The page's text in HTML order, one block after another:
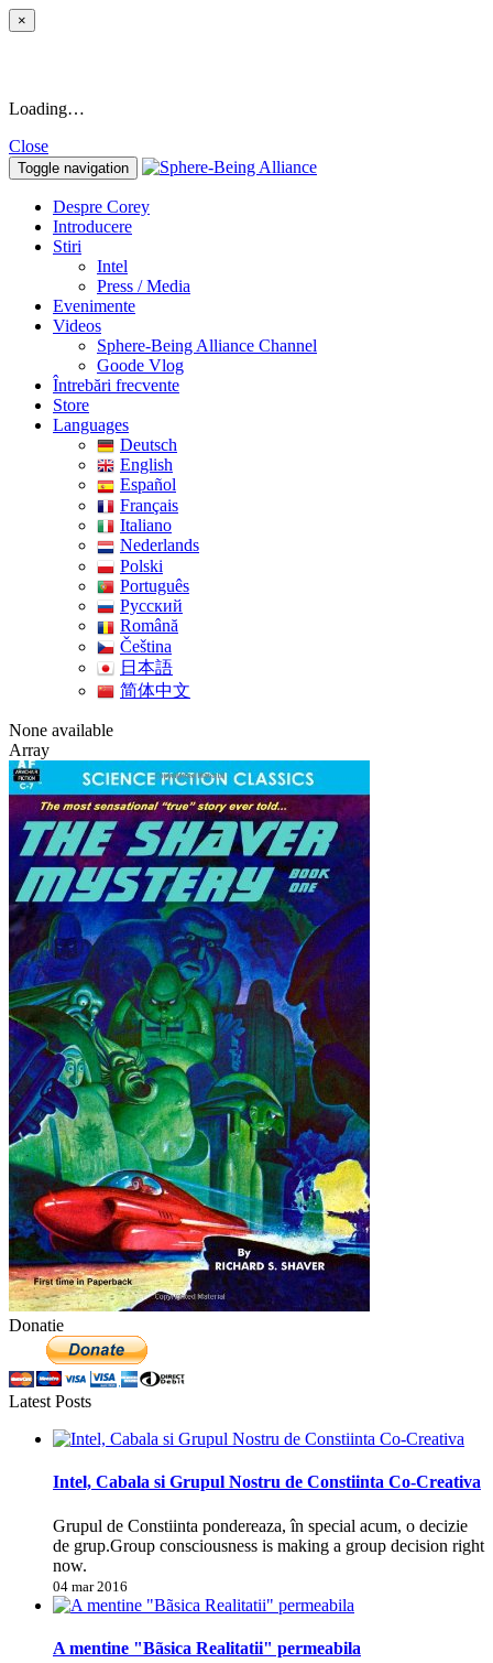
×
Loading…
Close
Toggle navigation
Despre Corey
Introducere
Stiri
Intel
Press / Media
Evenimente
Videos
Sphere-Being Alliance Channel
Goode Vlog
Întrebări frecvente
Store
Languages
Deutsch
English
Español
Français
Italiano
Nederlands
Polski
Português
Pусский
Română
Čeština
日本語
简体中文
None available
Array
Donatie
Latest Posts
Intel, Cabala si Grupul Nostru de Constiinta Co-Creativa
Grupul de Constiinta pondereaza, în special acum, o decizie
de grup.Group consciousness is making a group decision right
now.
04 mar 2016
A mentine "Bãsica Realitatii" permeabila